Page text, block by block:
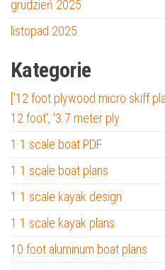
grudzień 2025
listopad 2025
Kategorie
['12 foot plywood micro skiff
12 foot', '3.7 meter ply
1 1 scale boat PDF
1 1 scale boat plans
1 1 scale kayak design
1 1 scale kayak plans
10 foot aluminum boat plans